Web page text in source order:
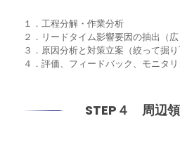
１．工程分解・作業分析
２．リードタイム影響要因の抽出（広
３．原因分析と対策立案（絞って掘
４．評価、フィードバック、モニタ
STEP４ 周辺